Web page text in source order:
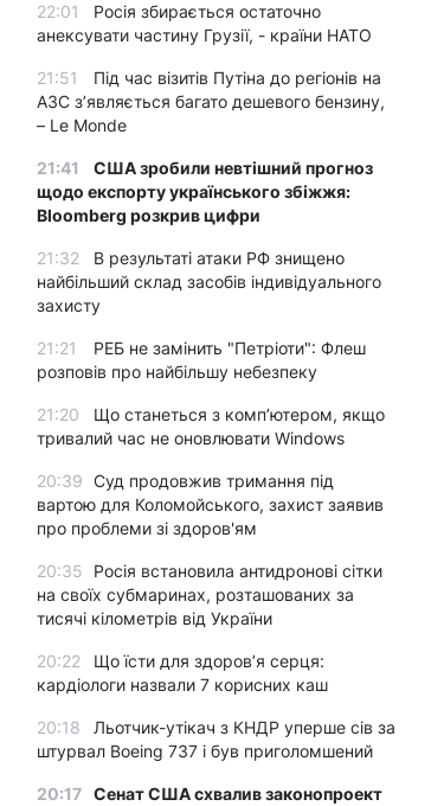
22:01
Росія збирається остаточно
анексувати частину Грузії, - країни НАТО
21:51
Під час візитів Путіна до регіонів на
АЗС з’являється багато дешевого бензину,
– Le Monde
21:41
США зробили невтішний прогноз
щодо експорту українського збіжжя:
Bloomberg розкрив цифри
21:32
В результаті атаки РФ знищено
найбільший склад засобів індивідуального
захисту
21:21
РЕБ не замінить "Петріоти": Флеш
розповів про найбільшу небезпеку
21:20
Що станеться з комп’ютером, якщо
тривалий час не оновлювати Windows
20:39 Суд продовжив тримання під
вартою для Коломойського, захист заявив
про проблеми зі здоров'ям
20:35
Росія встановила антидронові сітки
на своїх субмаринах, розташованих за
тисячі кілометрів від України
20:22
Що їсти для здоров’я серця:
кардіологи назвали 7 корисних каш
20:18
Льотчик-утікач з КНДР уперше сів за
штурвал Boeing 737 і був приголомшений
20:17 Сенат США схвалив законопроект